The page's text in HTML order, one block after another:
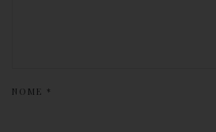
NOME *